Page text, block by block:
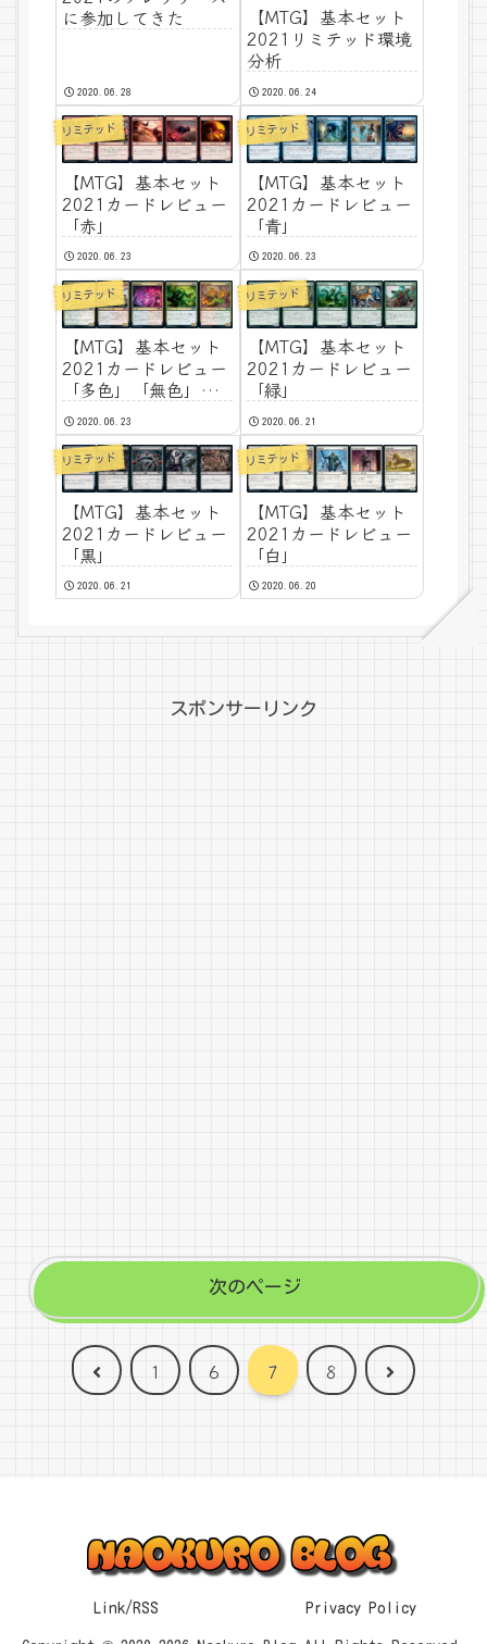
に参加してきた
2020.06.28
【MTG】基本セット
2021リミテッド環境
分析
2020.06.24
リミテッド
【MTG】基本セット
2021カードレビュー
「赤」
2020.06.23
リミテッド
【MTG】基本セット
2021カードレビュー
「青」
2020.06.23
リミテッド
【MTG】基本セット
2021カードレビュー
「多色」「無色」
「アーティファク
ト」2020.06.23
リミテッド
【MTG】基本セット
2021カードレビュー
「緑」
2020.06.21
リミテッド
【MTG】基本セット
2021カードレビュー
「黒」
2020.06.21
リミテッド
【MTG】基本セット
2021カードレビュー
「白」
2020.06.20
スポンサーリンク
次のページ
前
1 6 7 8
次
Link/RSS Privacy Policy